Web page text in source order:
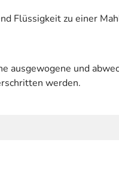
Flüssigkeit zu einer
ausgewogene und
werden.